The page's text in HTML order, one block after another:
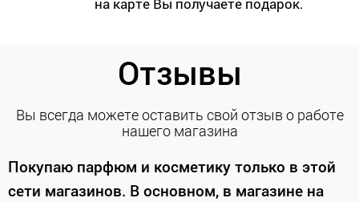
на карте Вы получаете подарок.
Отзывы
Вы всегда можете оставить свой отзыв о работе
нашего магазина
Покупаю парфюм и косметику только в этой
сети магазинов. В основном, в магазине на